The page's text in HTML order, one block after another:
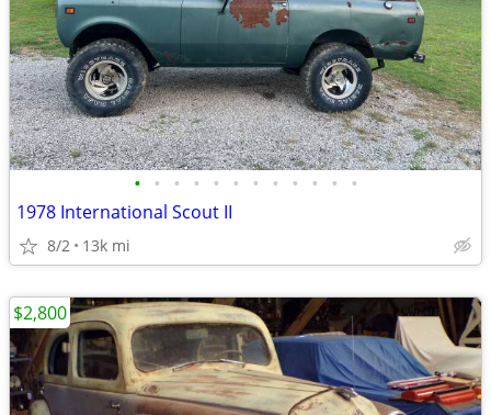
• • • • • • • • • • • •
1978 International Scout II
8/2 13k mi
$2,800